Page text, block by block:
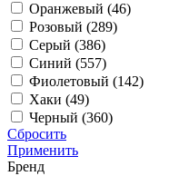
Оранжевый (46)
Розовый (289)
Серый (386)
Синий (557)
Фиолетовый (142)
Хаки (49)
Черный (360)
Сбросить
Применить
Бренд